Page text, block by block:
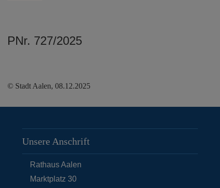
PNr. 727/2025
© Stadt Aalen, 08.12.2025
Unsere Anschrift
Rathaus Aalen
Marktplatz 30